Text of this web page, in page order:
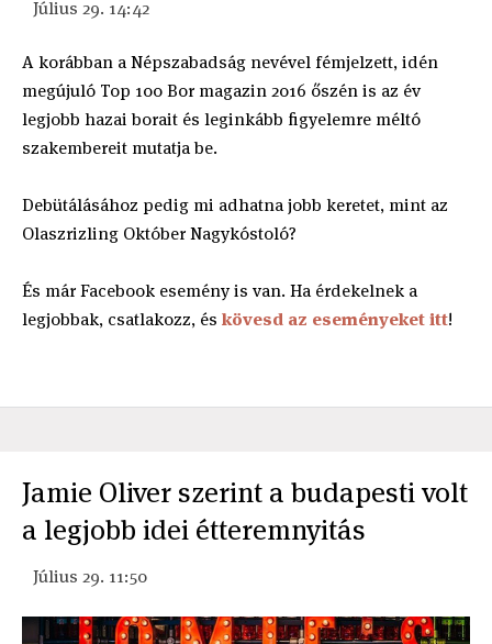
Július 29. 14:42
A korábban a Népszabadság nevével fémjelzett, idén
megújuló Top 100 Bor magazin 2016 őszén is az év
legjobb hazai borait és leginkább figyelemre méltó
szakembereit mutatja be.
Debütálásához pedig mi adhatna jobb keretet, mint az
Olaszrizling Október Nagykóstoló?
És már Facebook esemény is van. Ha érdekelnek a
legjobbak, csatlakozz, és kövesd az eseményeket itt!
Jamie Oliver szerint a budapesti volt
a legjobb idei étteremnyitás
Július 29. 11:50